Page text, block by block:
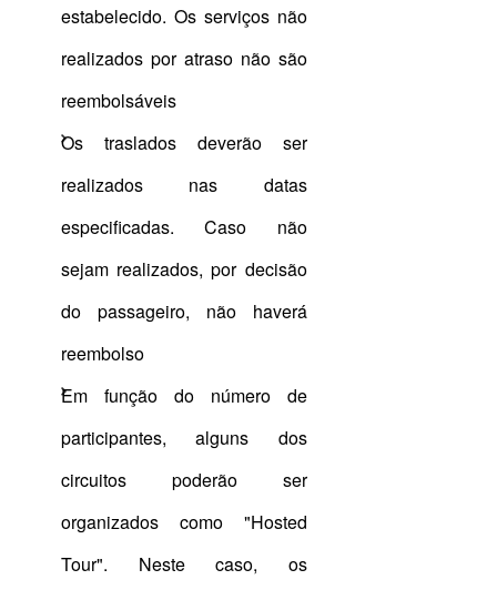
estabelecido. Os serviços não
realizados por atraso não são
reembolsáveis
Os traslados deverão ser
realizados nas datas
especificadas. Caso não
sejam realizados, por decisão
do passageiro, não haverá
reembolso
Em função do número de
participantes, alguns dos
circuitos poderão ser
organizados como "Hosted
Tour". Neste caso, os